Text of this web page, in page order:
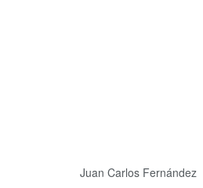
Juan Carlos Fernández